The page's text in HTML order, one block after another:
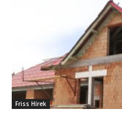
Friss Hírek